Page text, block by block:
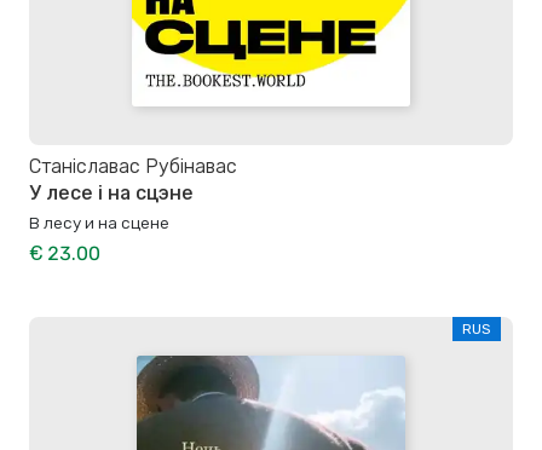
Станiславас Рубiнавас
У лесе і на сцэне
В лесу и на сцене
€ 23.00
RUS